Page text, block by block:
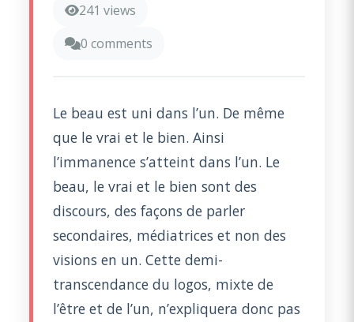
241 views
0 comments
Le beau est uni dans l’un. De même
que le vrai et le bien. Ainsi
l’immanence s’atteint dans l’un. Le
beau, le vrai et le bien sont des
discours, des façons de parler
secondaires, médiatrices et non des
visions en un. Cette demi-
transcendance du logos, mixte de
l’être et de l’un, n’expliquera donc pas